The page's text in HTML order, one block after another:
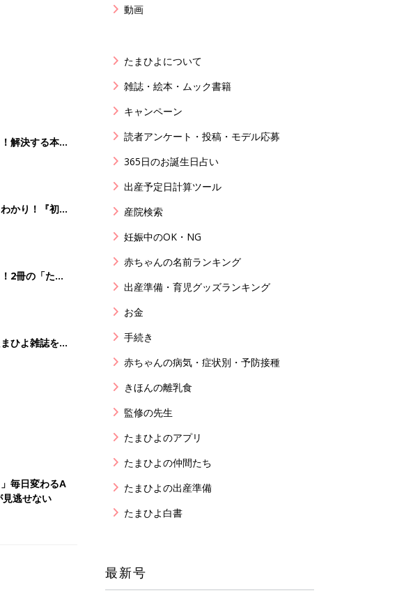
解決する本
4カ月～2才
かり！『初め
〈巻頭大特
2冊の「たま
ひよ雑誌を買
限定】
」毎日変わるA
逃せない
動画
たまひよについて
雑誌・絵本・ムック書籍
キャンペーン
読者アンケート・投稿・モデル応募
365日のお誕生日占い
出産予定日計算ツール
産院検索
妊娠中のOK・NG
赤ちゃんの名前ランキング
出産準備・育児グッズランキング
お金
手続き
赤ちゃんの病気・症状別・予防接種
きほんの離乳食
監修の先生
たまひよのアプリ
たまひよの仲間たち
たまひよの出産準備
たまひよ白書
最新号